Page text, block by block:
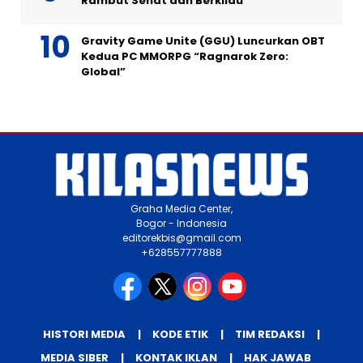
Gravity Game Unite (GGU) Luncurkan OBT
Kedua PC MMORPG “Ragnarok Zero:
Global”
Graha Media Center,
Bogor - Indonesia
editorekbis@gmail.com
+628557777888
HISTORI MEDIA KODE ETIK
TIM REDAKSI
MEDIA SIBER
KONTAK IKLAN HAK JAWAB